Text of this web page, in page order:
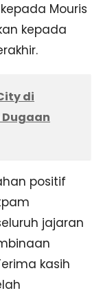
Mouris
kepada
di
Dugaan
positif
jajaran
kasih